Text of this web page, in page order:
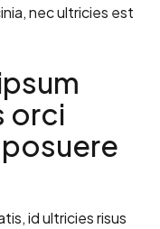
nec ultricies est
orci
id ultricies risus